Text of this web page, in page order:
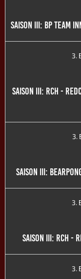
SAISON III: BP TEAM
3.
SAISON III: RCH -
3.
SAISON III:
3.
SAISON III: RCH -
3.